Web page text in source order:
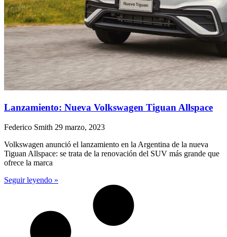
Lanzamiento: Nueva Volkswagen Tiguan Allspace
Federico Smith 29 marzo, 2023
Volkswagen anunció el lanzamiento en la Argentina de la nueva
Tiguan Allspace: se trata de la renovación del SUV más grande que
ofrece la marca
Seguir leyendo »